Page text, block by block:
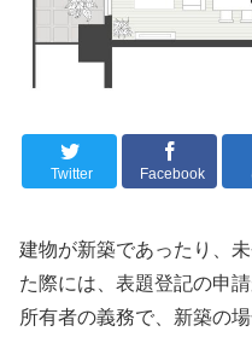
Twitter Facebook
建物が新築であったり、
た際には、表題登記の申
所有者の義務で、新築の